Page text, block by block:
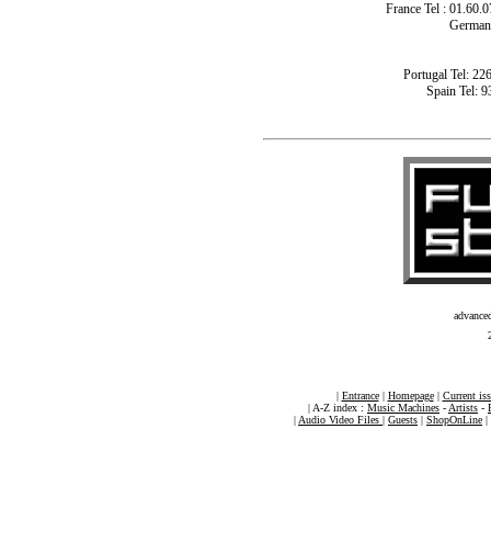
France Tel :
Portugal Tel:
Spain Tel:
| Entrance| Homepage| Current
| A-Z index : Music Machines - Artists -
| Audio Video Files | Guests | ShopOnLine |